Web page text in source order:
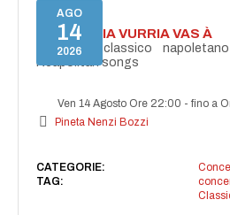
AGO
14
2026
I'TE VURRIA VURRIA VAS À
Concerto classico
Neapolitan songs
Ven 14 Agosto Ore 22:00 -fino a
Pineta Nenzi Bozzi
CATEGORIE:
TAG: